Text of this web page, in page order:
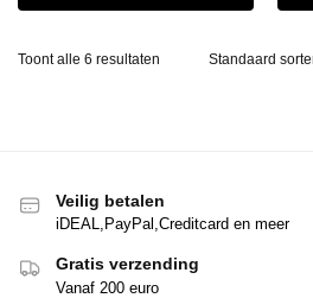
Toont alle 6 resultaten
Veilig betalen
iDEAL,PayPal,Creditcard en meer
Gratis verzending
Vanaf 200 euro